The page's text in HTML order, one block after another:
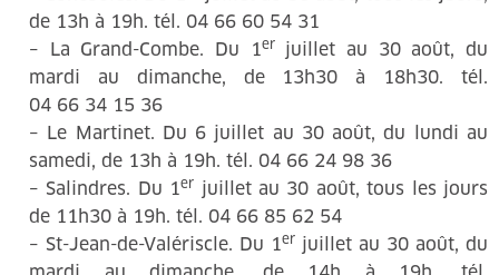
de 13h à 19h. tél. 04 66 60 54 31
– La Grand-Combe. Du 1erjuillet au 30 août, du
mardi au dimanche, de 13h30 à 18h30. tél.
04 66 34 15 36
– Le Martinet. Du 6 juillet au 30 août, du lundi au
samedi, de 13h à 19h. tél. 04 66 24 98 36
– Salindres. Du 1er juillet au 30 août, tous les jours
de 11h30 à 19h. tél. 04 66 85 62 54
– St-Jean-de-Valériscle. Du 1er juillet au 30 août, du